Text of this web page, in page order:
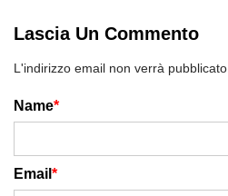
Lascia Un Commento
L'indirizzo email non verrà pubblicato.
Name*
Email *